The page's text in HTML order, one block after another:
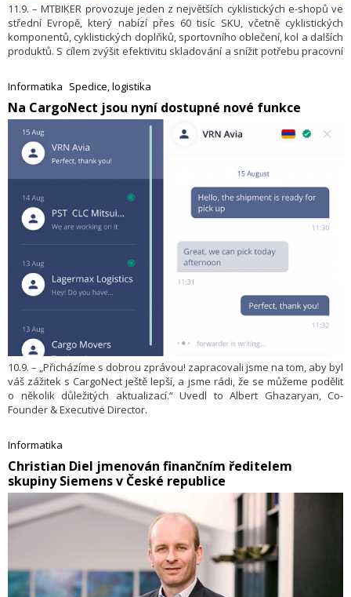
11.9. – MTBIKER provozuje jeden z největších cyklistických e-shopů ve
střední Evropě, který nabízí přes 60 tisíc SKU, včetně cyklistických
komponentů, cyklistických doplňků, sportovního oblečení, kol a dalších
produktů. S cílem zvýšit efektivitu skladování a snížit potřebu pracovní
automatizované roboty Brightpick Retriever. Bylo dosaženo
dvojnásobné hustoty skladování a snížení počtu pracovníků při
vychystávání o více než 90 %.
Informatika Spedice, logistika
​Na CargoNect jsou nyní dostupné nové funkce
10.9. – „Přicházíme s dobrou zprávou! zapracovali jsme na tom, aby byl
váš zážitek s CargoNect ještě lepší, a jsme rádi, že se můžeme podělit
o několik důležitých aktualizací.“ Uvedl to Albert Ghazaryan, Co-
Founder & Executive Director.
Informatika
​Christian Diel jmenován finančním ředitelem
skupiny Siemens v České republice